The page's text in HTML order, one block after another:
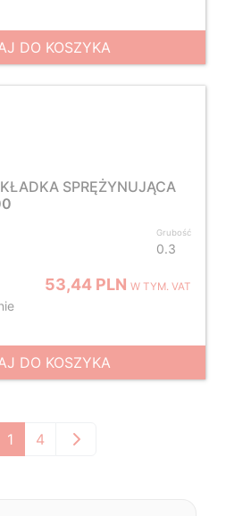
DO KOSZYKA
SPRĘŻYNUJĄCA
Grubość
0.3
53,44 PLNW TYM. VAT
DO KOSZYKA
1 4